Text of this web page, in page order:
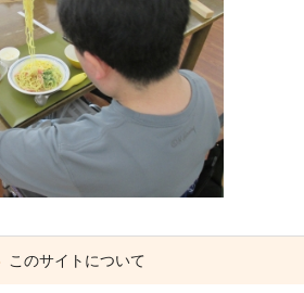
このサイトについて